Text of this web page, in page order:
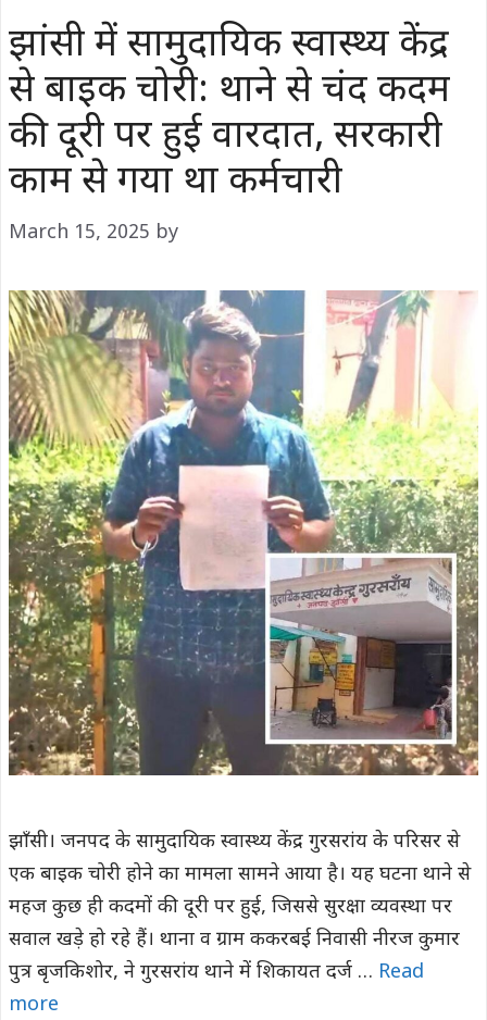
झांसी में सामुदायिक स्वास्थ्य केंद्र
से बाइक चोरी: थाने से चंद कदम
की दूरी पर हुई वारदात, सरकारी
काम से गया था कर्मचारी
March 15, 2025 by
झाँसी। जनपद के सामुदायिक स्वास्थ्य केंद्र गुरसरांय के परिसर से
एक बाइक चोरी होने का मामला सामने आया है। यह घटना थाने से
महज कुछ ही कदमों की दूरी पर हुई, जिससे सुरक्षा व्यवस्था पर
सवाल खड़े हो रहे हैं। थाना व ग्राम ककरबई निवासी नीरज कुमार
पुत्र बृजकिशोर, ने गुरसरांय थाने में शिकायत दर्ज … Read
more